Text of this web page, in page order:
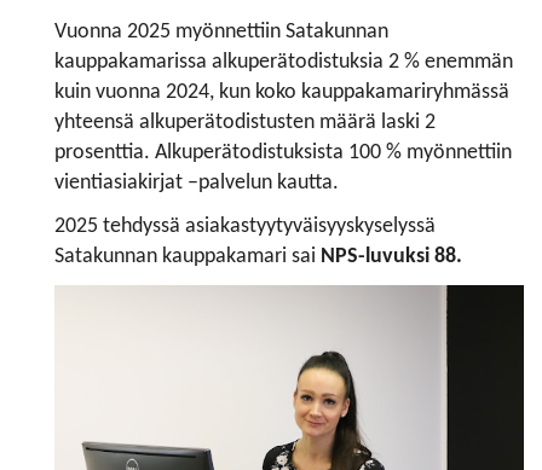
Vuonna 2025 myönnettiin Satakunnan
kauppakamarissa alkuperätodistuksia 2 % enemmän
kuin vuonna 2024, kun koko kauppakamariryhmässä
yhteensä alkuperätodistusten määrä laski 2
prosenttia. Alkuperätodistuksista 100 % myönnettiin
vientiasiakirjat –palvelun kautta.
2025 tehdyssä asiakastyytyväisyyskyselyssä
Satakunnan kauppakamari sai NPS-luvuksi 88.